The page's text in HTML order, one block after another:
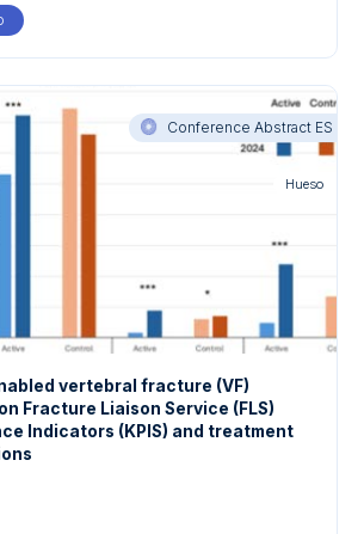
about Artificial Intelligence Vs Human
Conference Abstract ES
Hueso
vertebral fracture (VF)
Fracture Liaison Service (FLS)
Indicators (KPIS) and treatment